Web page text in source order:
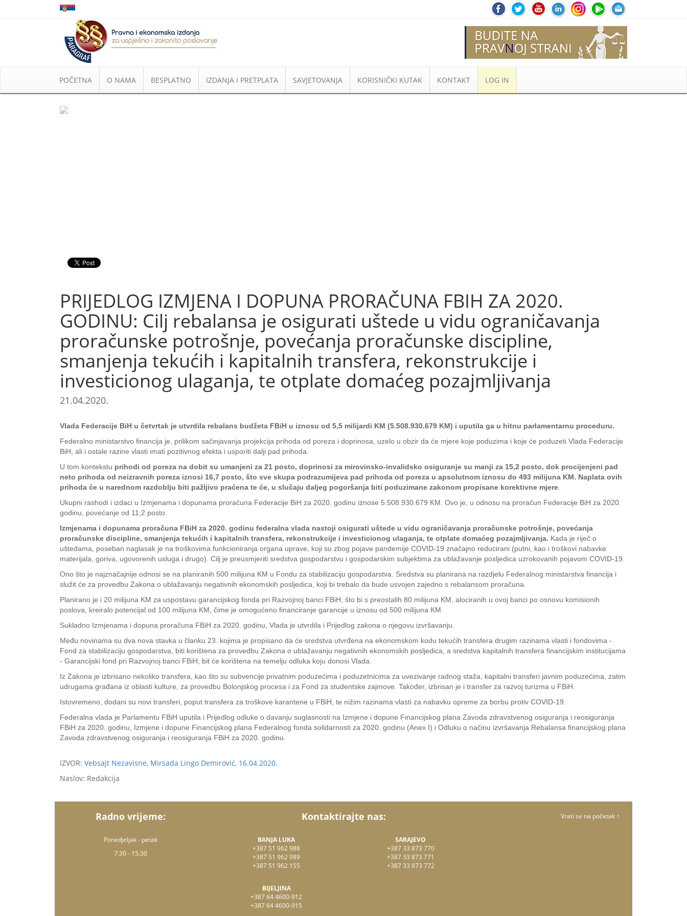
POČETNA O NAMA BESPLATNO IZDANJA I PRETPLATA SAVJETOVANJA KORISNIČKI KUTAK KONTAKT LOG IN
PRIJEDLOG IZMJENA I DOPUNA PRORAČUNA FBIH ZA 2020.
GODINU: Cilj rebalansa je osigurati uštede u vidu ograničavanja
proračunske potrošnje, povećanja proračunske discipline,
smanjenja tekućih i kapitalnih transfera, rekonstrukcije i
investicionog ulaganja, te otplate domaćeg pozajmljivanja
21.04.2020.
Vlada Federacije BiH u četvrtak je utvrdila rebalans budžeta FBiH u iznosu od 5,5 milijardi KM (5.508.930.679 KM) i uputila ga u hitnu parlamentarnu proceduru.
Federalno ministarstvo financija je, prilikom sačinjavanja projekcija prihoda od poreza i doprinosa, uzelo u obzir da će mjere koje poduzima i koje će poduzeti Vlada Federacije
BiH, ali i ostale razine vlasti imati pozitivnog efekta i usporiti dalji pad prihoda.
U tom kontekstu prihodi od poreza na dobit su umanjeni za 21 posto, doprinosi za mirovinsko-invalidsko osiguranje su manji za 15,2 posto, dok procijenjeni pad
neto prihoda od neizravnih poreza iznosi 16,7 posto, što sve skupa podrazumijeva pad prihoda od poreza u apsolutnom iznosu do 493 milijuna KM. Naplata ovih
prihoda će u narednom razdoblju biti pažljivo praćena te će, u slučaju daljeg pogoršanja biti poduzimane zakonom propisane korektivne mjere
Ukupni rashodi i izdaci u Izmjenama i dopunama proračuna Federacije BiH za 2020. godinu iznose 5.508.930.679 KM. Ovo je, u odnosu na proračun Federacije BiH za 2020.
godinu, povećanje od 11,2 posto.
Izmjenama i dopunama proračuna FBiH za 2020. godinu federalna vlada nastoji osigurati uštede u vidu ograničavanja proračunske potrošnje, povećanja
proračunske discipline, smanjenja tekućih i kapitalnih transfera, rekonstrukcije i investicionog ulaganja, te otplate domaćeg pozajmljivanja. Kada je riječ o
uštedama, poseban naglasak je na troškovima funkcioniranja organa uprave, koji su zbog pojave pandemije COVID-19 značajno reducirani (putni, kao i troškovi nabavke
materijala, goriva, ugovorenih usluga i drugo). Cilj je preusmjeriti sredstva gospodarstvu i gospodarskim subjektima za ublažavanje posljedica uzrokovanih pojavom COVID-19.
Ono što je najznačajnije odnosi se na planiranih 500 milijuna KM u Fondu za stabilizaciju gospodarstva. Sredstva su planirana na razdjelu Federalnog ministarstva financija i
služit će za provedbu Zakona o ublažavanju negativnih ekonomskih posljedica, koji bi trebalo da bude usvojen zajedno s rebalansom proračuna.
Planirano je i 20 milijuna KM za uspostavu garancijskog fonda pri Razvojnoj banci FBiH, što bi s preostalih 80 milijuna KM, alociranih u ovoj banci po osnovu komisionih
poslova, kreiralo potencijal od 100 milijuna KM, čime je omogućeno financiranje garancije u iznosu od 500 milijuna KM.
Sukladno Izmjenama i dopuna proračuna FBiH za 2020. godinu, Vlada je utvrdila i Prijedlog zakona o njegovu izvršavanju.
Među novinama su dva nova stavka u članku 23. kojima je propisano da će sredstva utvrđena na ekonomskom kodu tekućih transfera drugim razinama vlasti i fondovima -
Fond za stabilizaciju gospodarstva, biti korištena za provedbu Zakona o ublažavanju negativnih ekonomskih posljedica, a sredstva kapitalnih transfera financijskim institucijama
- Garancijski fond pri Razvojnoj banci FBiH, bit će korištena na temelju odluka koju donosi Vlada.
Iz Zakona je izbrisano nekoliko transfera, kao što su subvencije privatnim poduzećima i poduzetnicima za uvezivanje radnog staža, kapitalni transferi javnim poduzećima, zatim
udrugama građana iz oblasti kulture, za provedbu Bolonjskog procesa i za Fond za studentske zajmove. Također, izbrisan je i transfer za razvoj turizma u FBiH.
Istovremeno, dodani su novi transferi, poput transfera za troškove karantene u FBiH, te nižim razinama vlasti za nabavku opreme za borbu protiv COVID-19.
Federalna vlada je Parlamentu FBiH uputila i Prijedlog odluke o davanju suglasnosti na Izmjene i dopune Financijskog plana Zavoda zdravstvenog osiguranja i reosiguranja
FBiH za 2020. godinu, Izmjene i dopune Financijskog plana Federalnog fonda solidarnosti za 2020. godinu (Anex I) i Odluku o načinu izvršavanja Rebalansa financijskog plana
Zavoda zdravstvenog osiguranja i reosiguranja FBiH za 2020. godinu.
IZVOR: Vebsajt Nezavisne, Mirsada Lingo Demirović, 16.04.2020.
Naslov: Redakcija
Radno vrijeme:
Ponedjeljak - petak
7:30 - 15:30
Kontaktirajte nas:
BANJA LUKA
+387 51 962 988
+387 51 962 989
+387 51 962 155
BIJELJINA
+387 64 4600-912
+387 64 4600-915
SARAJEVO
+387 33 873 770
+387 33 873 771
+387 33 873 772
Vrati se na početak ↑